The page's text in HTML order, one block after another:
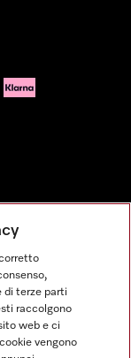
di terze parti
raccolgono
web e ci
vengono